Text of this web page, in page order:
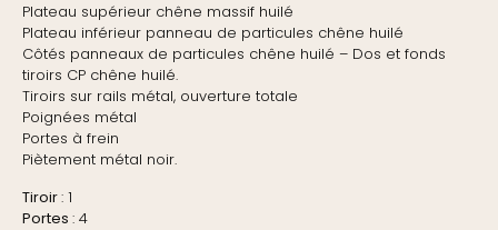
Plateau supérieur chêne massif huilé
Plateau inférieur panneau de particules chêne huilé
Côtés panneaux de particules chêne huilé – Dos et fonds
tiroirs CP chêne huilé.
Tiroirs sur rails métal, ouverture totale
Poignées métal
Portes à frein
Piètement métal noir.
Tiroir: 1
Portes : 4